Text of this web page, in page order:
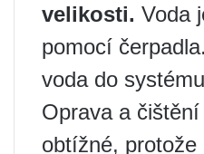
velikosti. Voda
pomocí
voda do
Oprava a
obtížné,